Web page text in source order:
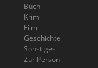
Buch
Krimi
Film
Geschichte
Sonstiges
Zur Person